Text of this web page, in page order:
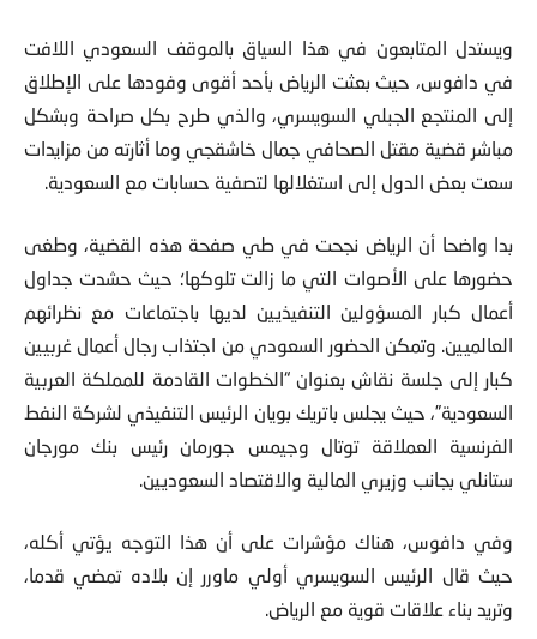
في دافوس، حيث بعثت الرياض بأحد أقوى وفودها على الإطلاق
إلى المنتجع الجبلي السويسري، والذي طرح بكل صراحة وبشكل
مباشر قضية مقتل الصحافي جمال خاشقجي وما أثارته من مزايدات
سعت بعض الدول إلى استغلالها لتصفية حسابات مع السعودية.
حضورها على الأصوات التي ما زالت تلوكها؛ حيث حشدت جداول
أعمال كبار المسؤولين التنفيذيين لديها باجتماعات مع نظرائهم
العالميين. وتمكن الحضور السعودي من اجتذاب رجال أعمال غربيين
كبار إلى جلسة نقاش بعنوان “الخطوات القادمة للمملكة العربية
السعودية”، حيث يجلس باتريك بويان الرئيس التنفيذي لشركة النفط
الفرنسية العملاقة توتال وجيمس جورمان رئيس بنك مورجان
ستانلي بجانب وزيري المالية والاقتصاد السعوديين.
حيث قال الرئيس السويسري أولي ماورر إن بلاده تمضي قدما،
وتريد بناء علاقات قوية مع الرياض.